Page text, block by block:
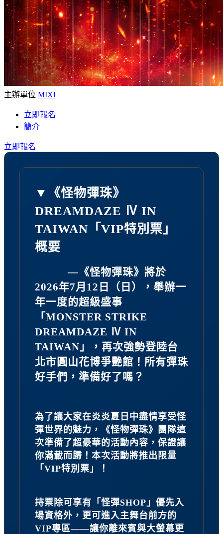
主辦單位 MIXI
立即報名
簡介
立即報名
▼《怪物彈珠》
DREAMDAZE Ⅳ IN
TAIWAN「VIP特別票」
概要
—《怪物彈珠》將於
2026年7月12日（日），舉辦一
年一度的超級盛事
「MONSTER STRIKE
DREAMDAZE Ⅳ IN
TAIWAN」，再次強勢登陸台
北市圓山花博爭艷館！所有彈珠
好手們，準備好了嗎？
為了讓大家在炎炎夏日中盡情享受怪
彈世界的魅力，《怪物彈珠》團隊這
次準備了超豪華的活動內容，保證讓
你滿載而歸！本次活動將推出限量
「VIP特別票」！
持票除可享有「怪彈SHOP」優先入
場資格外，更可進入主舞台前方的
VIP專區——讓你離來賓與大螢幕更